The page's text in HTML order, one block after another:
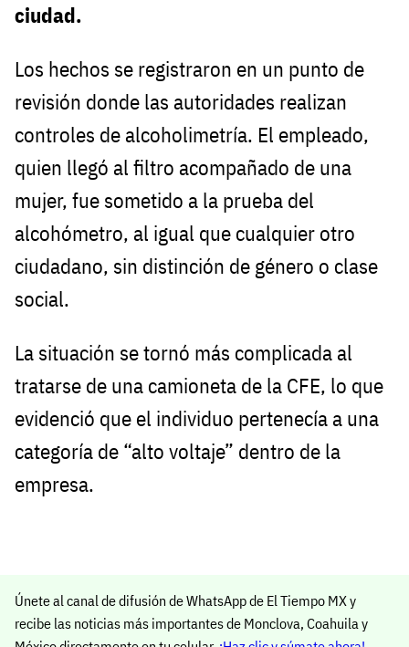
ciudad.
Los hechos se registraron en un punto de
revisión donde las autoridades realizan
controles de alcoholimetría. El empleado,
quien llegó al filtro acompañado de una
mujer, fue sometido a la prueba del
alcohómetro, al igual que cualquier otro
ciudadano, sin distinción de género o clase
social.
La situación se tornó más complicada al
tratarse de una camioneta de la CFE, lo que
evidenció que el individuo pertenecía a una
categoría de “alto voltaje” dentro de la
empresa.
Únete al canal de difusión de WhatsApp de El Tiempo MX y
recibe las noticias más importantes de Monclova, Coahuila y